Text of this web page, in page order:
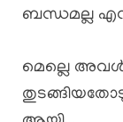
ബന്ധമല്ല
മെല്ലെ